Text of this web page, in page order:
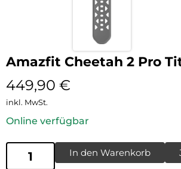
Amazfit Cheetah 2 Pro
449,90 €
inkl. MwSt.
Online verfügbar
In den Warenkorb